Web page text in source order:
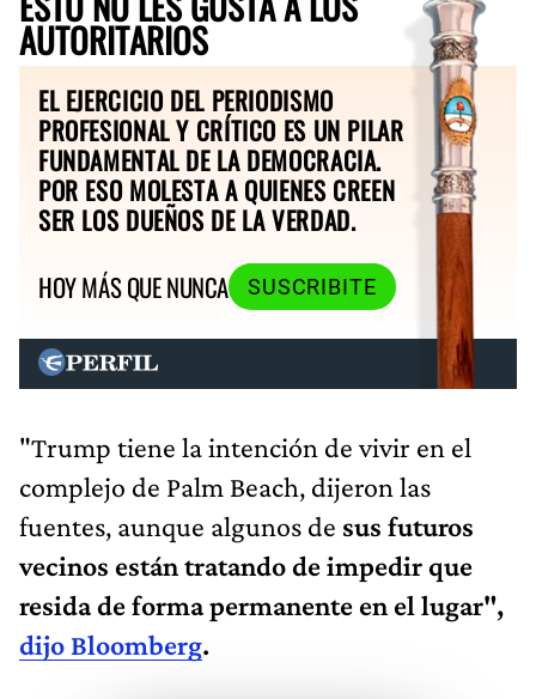
AUTORITARIOS
EL EJERCICIO DEL PERIODISMO
PROFESIONAL Y CRÍTICO ES UN PILAR
FUNDAMENTAL DE LA DEMOCRACIA.
POR ESO MOLESTA A QUIENES CREEN
SER LOS DUEÑOS DE LA VERDAD.
HOY MÁS QUE NUNCA
SUSCRIBITE
"Trump tiene la intención de vivir en el
complejo de Palm Beach, dijeron las
fuentes, aunque algunos de sus futuros
vecinos están tratando de impedir que
resida de forma permanente en el lugar",
dijo Bloomberg.